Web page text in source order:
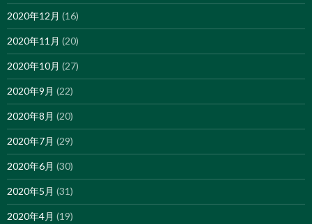
2020年12月 (16)
2020年11月 (20)
2020年10月 (27)
2020年9月 (22)
2020年8月 (20)
2020年7月 (29)
2020年6月 (30)
2020年5月 (31)
2020年4月 (19)